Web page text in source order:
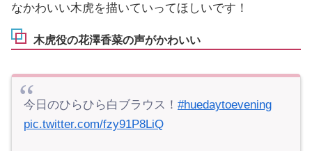
なかわいい木虎を描いていってほしいです！
木虎役の花澤香菜の声がかわいい
今日のひらひら白ブラウス！ #huedaytoevening
pic.twitter.com/fzy91P8LiQ